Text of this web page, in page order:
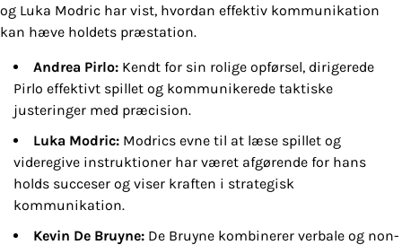
og Luka Modric har vist, hvordan effektiv kommunikation
kan hæve holdets præstation.
Andrea Pirlo: Kendt for sin rolige opførsel, dirigerede
Pirlo effektivt spillet og kommunikerede taktiske
justeringer med præcision.
Luka Modric: Modrics evne til at læse spillet og
videregive instruktioner har været afgørende for hans
holds succeser og viser kraften i strategisk
kommunikation.
Kevin De Bruyne: De Bruyne kombinerer verbale og non-